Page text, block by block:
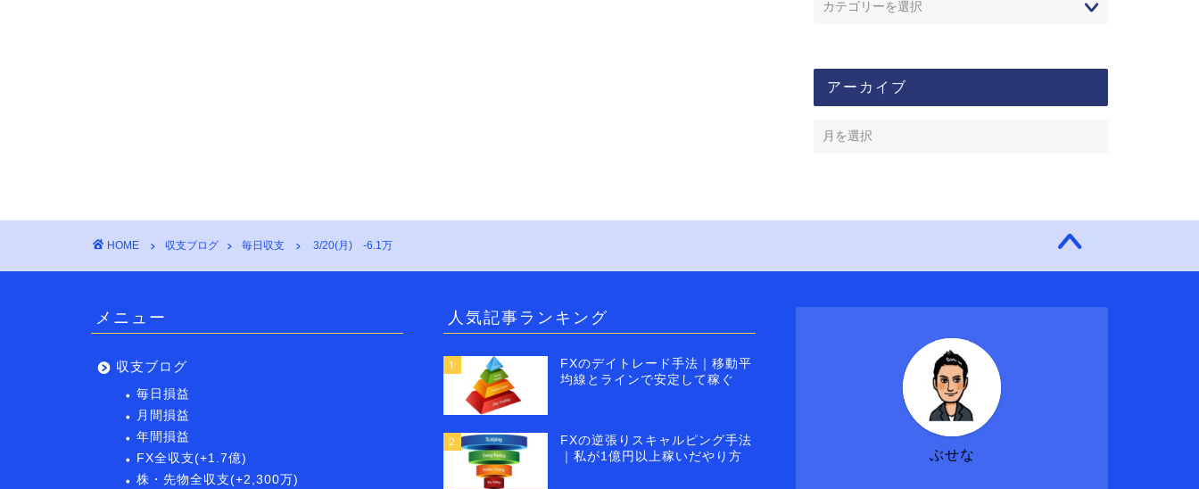
アーカイブ
HOME 収支ブログ 毎日収支 3/20(月) -6.1万
メニュー
収支ブログ
毎日損益
月間損益
年間損益
FX全収支(+1.7億)
株・先物全収支(+2,300万)
人気記事ランキング
1
FXのデイトレード手法｜移動平
均線とラインで安定して稼ぐ
2
FXの逆張りスキャルピング手法
｜私が1億円以上稼いだやり方
ぶせな